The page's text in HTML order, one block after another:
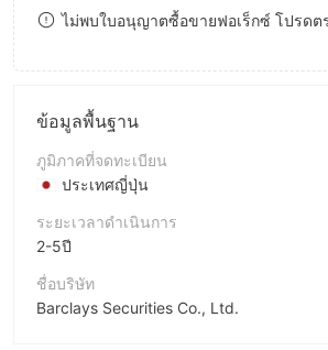
ไม่พบใบอนุญาตซื้อขายฟอเร็กซ์ โปรดต
ข้อมูลพื้นฐาน
ภูมิภาคที่จดทะเบียน
ประเทศญี่ปุ่น
ระยะเวลาดำเนินการ
2-5ปี
ชื่อบริษัท
Barclays Securities Co., Ltd.